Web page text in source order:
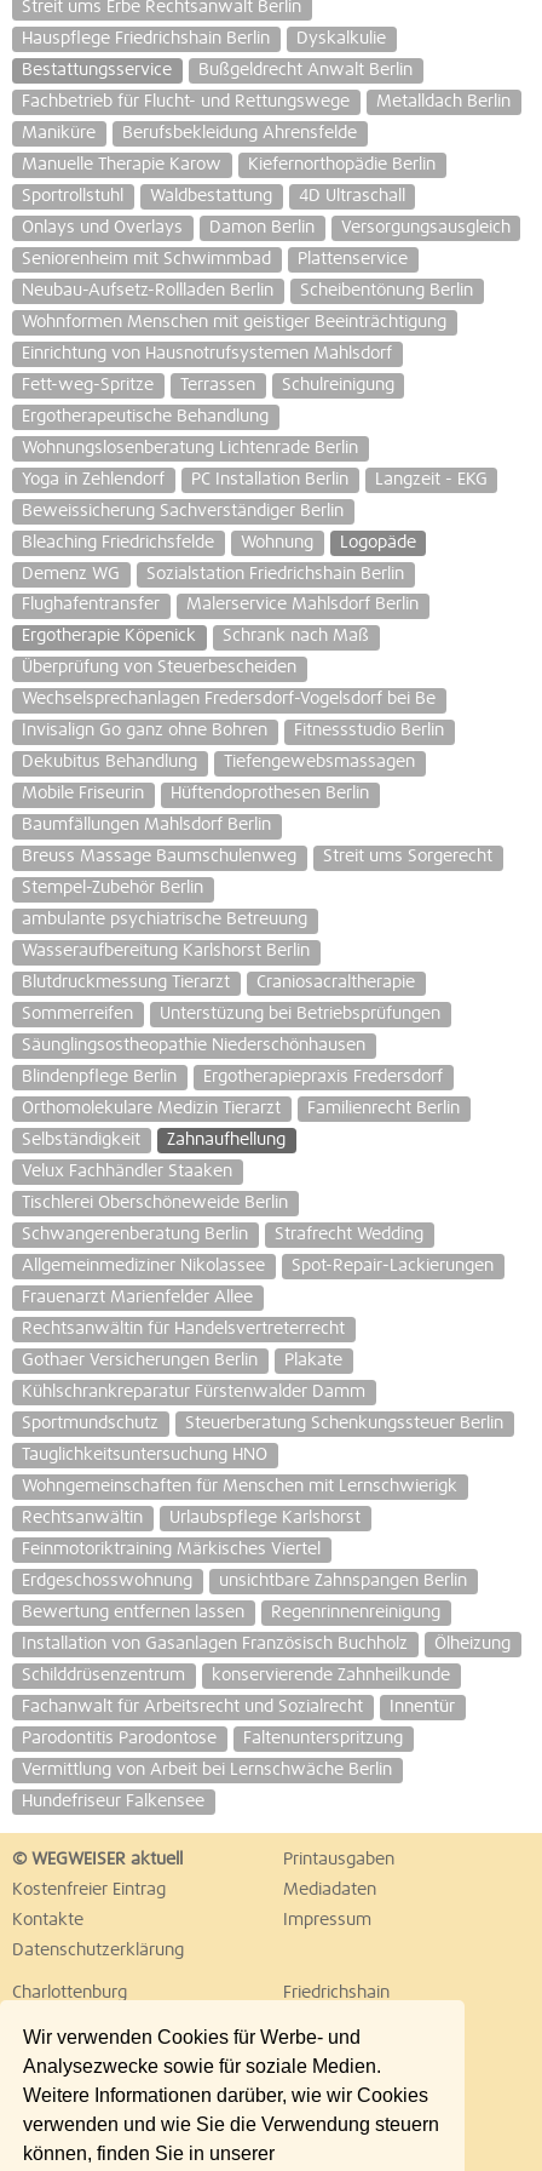
Wir verwenden Cookies für Werbe- und
Analysezwecke sowie für soziale Medien.
Weitere Informationen darüber, wie wir Cookies
verwenden und wie Sie die Verwendung steuern
können, finden Sie in unserer
Streit ums Erbe Rechtsanwalt Berlin
Hauspflege Friedrichshain Berlin
Dyskalkulie
Bestattungsservice
Bußgeldrecht Anwalt Berlin
Fachbetrieb für Flucht- und Rettungswege
Metalldach Berlin
Maniküre
Berufsbekleidung Ahrensfelde
Manuelle Therapie Karow
Kiefernorthopädie Berlin
Sportrollstuhl
Waldbestattung
4D Ultraschall
Onlays und Overlays
Damon Berlin
Versorgungsausgleich
Seniorenheim mit Schwimmbad
Plattenservice
Neubau-Aufsetz-Rollladen Berlin
Scheibentönung Berlin
Wohnformen Menschen mit geistiger Beeinträchtigung
Einrichtung von Hausnotrufsystemen Mahlsdorf
Fett-weg-Spritze
Terrassen
Schulreinigung
Ergotherapeutische Behandlung
Wohnungslosenberatung Lichtenrade Berlin
Yoga in Zehlendorf
PC Installation Berlin
Langzeit - EKG
Beweissicherung Sachverständiger Berlin
Bleaching Friedrichsfelde
Wohnung
Logopäde
Demenz WG
Sozialstation Friedrichshain Berlin
Flughafentransfer
Malerservice Mahlsdorf Berlin
Ergotherapie Köpenick
Schrank nach Maß
Überprüfung von Steuerbescheiden
Wechselsprechanlagen Fredersdorf-Vogelsdorf bei Be
Invisalign Go ganz ohne Bohren
Fitnessstudio Berlin
Dekubitus Behandlung
Tiefengewebsmassagen
Mobile Friseurin
Hüftendoprothesen Berlin
Baumfällungen Mahlsdorf Berlin
Breuss Massage Baumschulenweg
Streit ums Sorgerecht
Stempel-Zubehör Berlin
ambulante psychiatrische Betreuung
Wasseraufbereitung Karlshorst Berlin
Blutdruckmessung Tierarzt
Craniosacraltherapie
Sommerreifen
Unterstüzung bei Betriebsprüfungen
Säunglingsostheopathie Niederschönhausen
Blindenpflege Berlin
Ergotherapiepraxis Fredersdorf
Orthomolekulare Medizin Tierarzt
Familienrecht Berlin
Selbständigkeit
Zahnaufhellung
Velux Fachhändler Staaken
Tischlerei Oberschöneweide Berlin
Schwangerenberatung Berlin
Strafrecht Wedding
Allgemeinmediziner Nikolassee
Spot-Repair-Lackierungen
Frauenarzt Marienfelder Allee
Rechtsanwältin für Handelsvertreterrecht
Gothaer Versicherungen Berlin
Plakate
Kühlschrankreparatur Fürstenwalder Damm
Sportmundschutz
Steuerberatung Schenkungssteuer Berlin
Tauglichkeitsuntersuchung HNO
Wohngemeinschaften für Menschen mit Lernschwierigk
Rechtsanwältin
Urlaubspflege Karlshorst
Feinmotoriktraining Märkisches Viertel
Erdgeschosswohnung
unsichtbare Zahnspangen Berlin
Bewertung entfernen lassen
Regenrinnenreinigung
Installation von Gasanlagen Französisch Buchholz
Ölheizung
Schilddrüsenzentrum
konservierende Zahnheilkunde
Fachanwalt für Arbeitsrecht und Sozialrecht
Innentür
Parodontitis Parodontose
Faltenunterspritzung
Vermittlung von Arbeit bei Lernschwäche Berlin
Hundefriseur Falkensee
© WEGWEISER aktuell
Printausgaben
Kostenfreier Eintrag
Mediadaten
Kontakte
Impressum
Datenschutzerklärung
Charlottenburg
Friedrichshain
Lichtenberg
Marzahn
Neukölln
Pankow